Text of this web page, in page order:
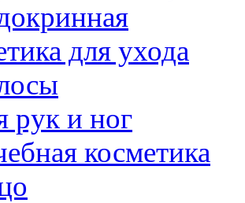
для ухода
рук и ног
косметика